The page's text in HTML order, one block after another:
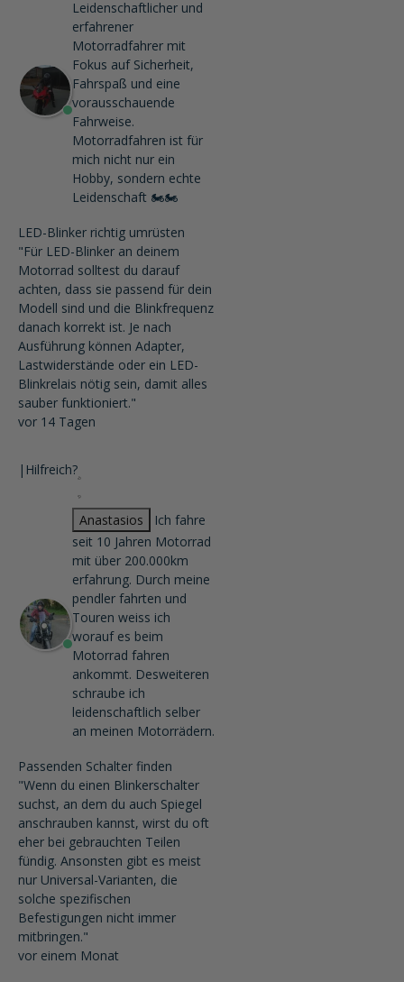
Leidenschaftlicher und
erfahrener
Motorradfahrer mit
Fokus auf Sicherheit,
Fahrspaß und eine
vorausschauende
Fahrweise.
Motorradfahren ist für
mich nicht nur ein
Hobby, sondern echte
Leidenschaft 🏍️🏍️
LED-Blinker richtig umrüsten
"Für LED-Blinker an deinem
Motorrad solltest du darauf
achten, dass sie passend für dein
Modell sind und die Blinkfrequenz
danach korrekt ist. Je nach
Ausführung können Adapter,
Lastwiderstände oder ein LED-
Blinkrelais nötig sein, damit alles
sauber funktioniert."
vor 14 Tagen
| Hilfreich?
Anastasios
Ich fahre
seit 10 Jahren Motorrad
mit über 200.000km
erfahrung. Durch meine
pendler fahrten und
Touren weiss ich
worauf es beim
Motorrad fahren
ankommt. Desweiteren
schraube ich
leidenschaftlich selber
an meinen Motorrädern.
Passenden Schalter finden
"Wenn du einen Blinkerschalter
suchst, an dem du auch Spiegel
anschrauben kannst, wirst du oft
eher bei gebrauchten Teilen
fündig. Ansonsten gibt es meist
nur Universal-Varianten, die
solche spezifischen
Befestigungen nicht immer
mitbringen."
vor einem Monat